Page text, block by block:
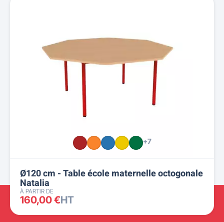
+7
Ø120 cm - Table école maternelle octogonale
Natalia
À PARTIR DE
160,00 €HT